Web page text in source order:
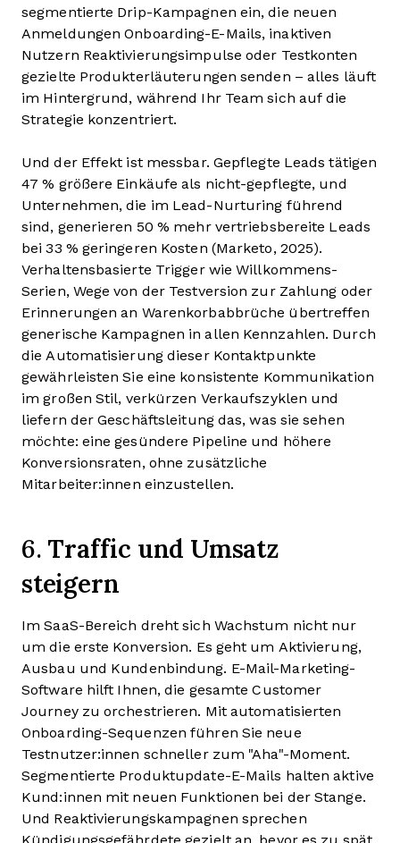
segmentierte Drip-Kampagnen ein, die neuen
Anmeldungen Onboarding-E-Mails, inaktiven
Nutzern Reaktivierungsimpulse oder Testkonten
gezielte Produkterläuterungen senden – alles läuft
im Hintergrund, während Ihr Team sich auf die
Strategie konzentriert.
Und der Effekt ist messbar. Gepflegte Leads tätigen
47 % größere Einkäufe als nicht-gepflegte, und
Unternehmen, die im Lead-Nurturing führend
sind, generieren 50 % mehr vertriebsbereite Leads
bei 33 % geringeren Kosten (Marketo, 2025).
Verhaltensbasierte Trigger wie Willkommens-
Serien, Wege von der Testversion zur Zahlung oder
Erinnerungen an Warenkorbabbrüche übertreffen
generische Kampagnen in allen Kennzahlen. Durch
die Automatisierung dieser Kontaktpunkte
gewährleisten Sie eine konsistente Kommunikation
im großen Stil, verkürzen Verkaufszyklen und
liefern der Geschäftsleitung das, was sie sehen
möchte: eine gesündere Pipeline und höhere
Konversionsraten, ohne zusätzliche
Mitarbeiter:innen einzustellen.
6. Traffic und Umsatz
steigern
Im SaaS-Bereich dreht sich Wachstum nicht nur
um die erste Konversion. Es geht um Aktivierung,
Ausbau und Kundenbindung. E-Mail-Marketing-
Software hilft Ihnen, die gesamte Customer
Journey zu orchestrieren. Mit automatisierten
Onboarding-Sequenzen führen Sie neue
Testnutzer:innen schneller zum "Aha"-Moment.
Segmentierte Produktupdate-E-Mails halten aktive
Kund:innen mit neuen Funktionen bei der Stange.
Und Reaktivierungskampagnen sprechen